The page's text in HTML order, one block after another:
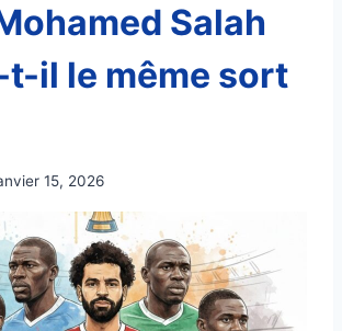
Salah
il le même sort
15, 2026